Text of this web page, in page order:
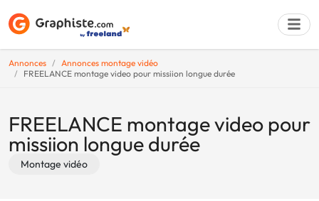
Annonces
Annonces montage vidéo
FREELANCE montage video pour missiion longue durée
FREELANCE montage video pour
missiion longue durée
Montage vidéo